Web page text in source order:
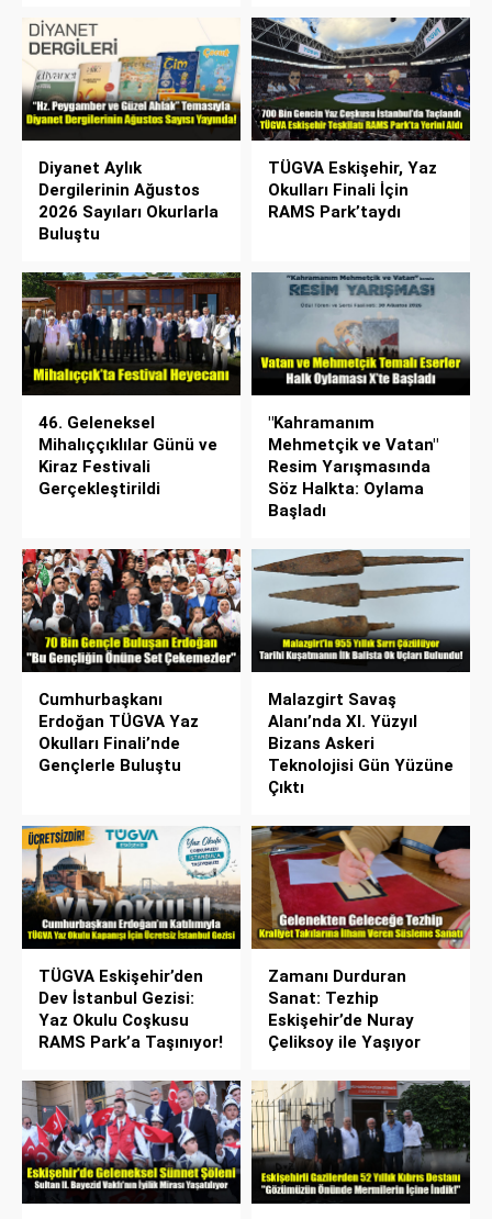
Diyanet Aylık
Dergilerinin Ağustos
2026 Sayıları Okurlarla
Buluştu
TÜGVA Eskişehir, Yaz
Okulları Finali İçin
RAMS Park’taydı
46. Geleneksel
Mihalıççıklılar Günü ve
Kiraz Festivali
Gerçekleştirildi
"Kahramanım
Mehmetçik ve Vatan"
Resim Yarışmasında
Söz Halkta: Oylama
Başladı
Cumhurbaşkanı
Erdoğan TÜGVA Yaz
Okulları Finali’nde
Gençlerle Buluştu
Malazgirt Savaş
Alanı’nda XI. Yüzyıl
Bizans Askeri
Teknolojisi Gün Yüzüne
Çıktı
TÜGVA Eskişehir’den
Dev İstanbul Gezisi:
Yaz Okulu Coşkusu
RAMS Park’a Taşınıyor!
Zamanı Durduran
Sanat: Tezhip
Eskişehir’de Nuray
Çeliksoy ile Yaşıyor